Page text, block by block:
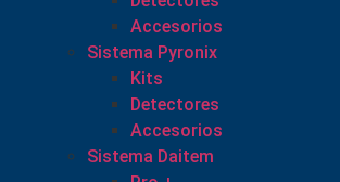
Accesorios
Sistema Pyronix
Kits
Detectores
Accesorios
Sistema Daitem